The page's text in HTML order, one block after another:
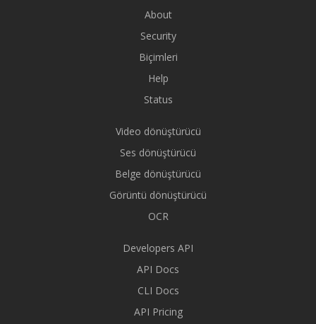
About
Security
Biçimleri
Help
Status
Video dönüştürücü
Ses dönüştürücü
Belge dönüştürücü
Görüntü dönüştürücü
OCR
Developers API
API Docs
CLI Docs
API Pricing